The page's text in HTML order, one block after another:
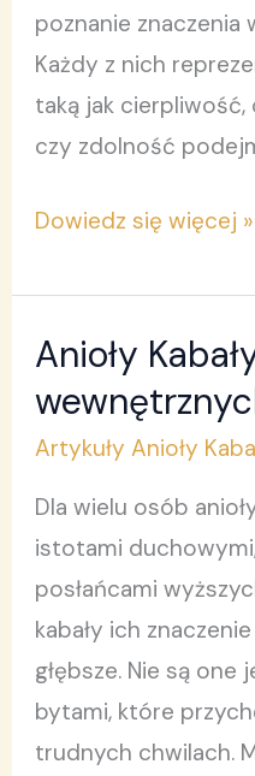
poznanie znaczenia
Każdy z nich
taką jak cierpliwość,
czy zdolność
Dowiedz się więcej »
Anioły
Artykuły Anioły
Dla wielu osób
istotami
posłańcami
kabały ich
głębsze. Nie są
bytami, które
trudnych chwilach.
Anioły
Kabały
wewnętrznych
jakości